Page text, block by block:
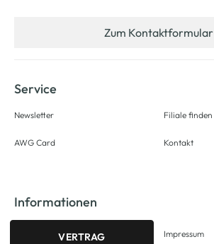
Zum Kontaktformular
Service
Newsletter
AWG Card
Filiale finden
Kontakt
Informationen
VERTRAG
Impressum